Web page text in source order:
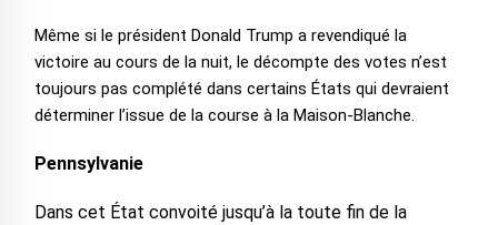
Même si le président Donald Trump a revendiqué la
victoire au cours de la nuit, le décompte des votes n’est
toujours pas complété dans certains États qui devraient
déterminer l’issue de la course à la Maison-Blanche.
Pennsylvanie
Dans cet État convoité jusqu’à la toute fin de la